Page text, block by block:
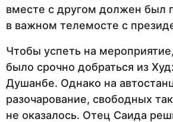
вместе с другом должен был
в важном телемосте с
Чтобы успеть на
было срочно добраться из
Душанбе. Однако на
разочарование, свободных
не оказалось. Отец Саида